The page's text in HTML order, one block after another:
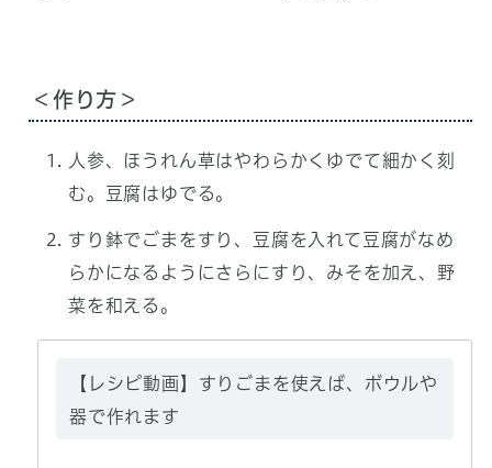
＜作り方＞
人参、ほうれん草はやわらかくゆでて細かく刻
む。豆腐はゆでる。
すり鉢でごまをすり、豆腐を入れて豆腐がなめ
らかになるようにさらにすり、みそを加え、野
菜を和える。
【レシピ動画】すりごまを使えば、ボウルや
器で作れます